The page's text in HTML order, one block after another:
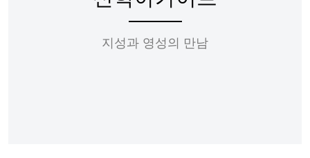
지성과 영성의 만남